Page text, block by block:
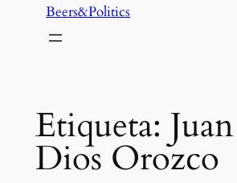
Beers&Politics
Etiqueta:
Dios Orozco